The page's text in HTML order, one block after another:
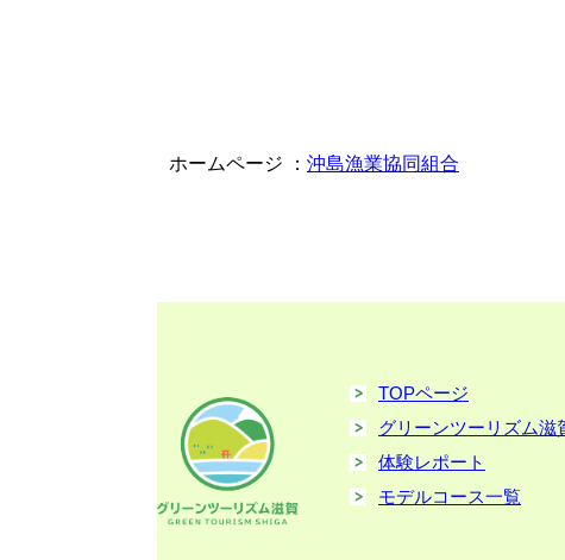
ホームページ ： 沖島漁業協同組合
TOPページ
グリーンツーリズム滋
体験レポート
モデルコース一覧